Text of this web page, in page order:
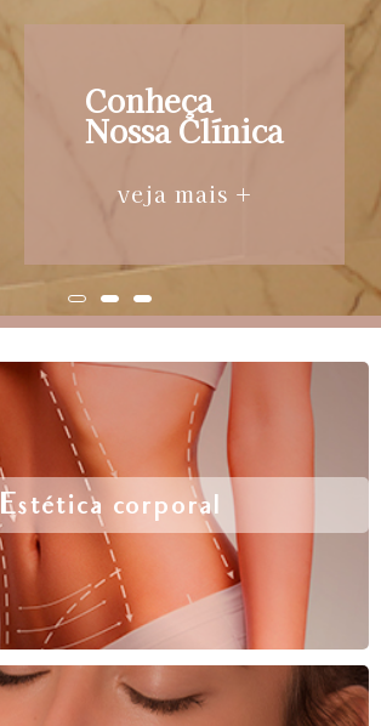
Conheça
Nossa Clínica
veja mais +
Estética corporal